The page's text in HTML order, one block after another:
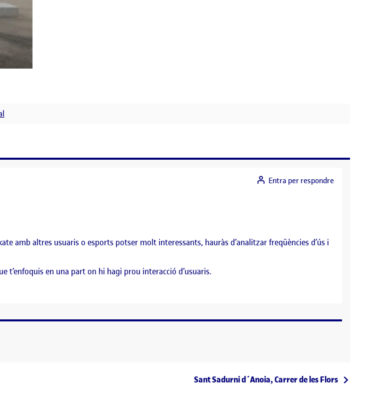
amb altres usuaris o esports potser molt interessants, hauràs d’analitzar freqüències d’ús i
t’enfoquis en una part on hi hagi prou interacció d’usuaris.
Entra per respondre
Entrada següent
Sant Sadurni d´Anoia, Carrer de les Flors